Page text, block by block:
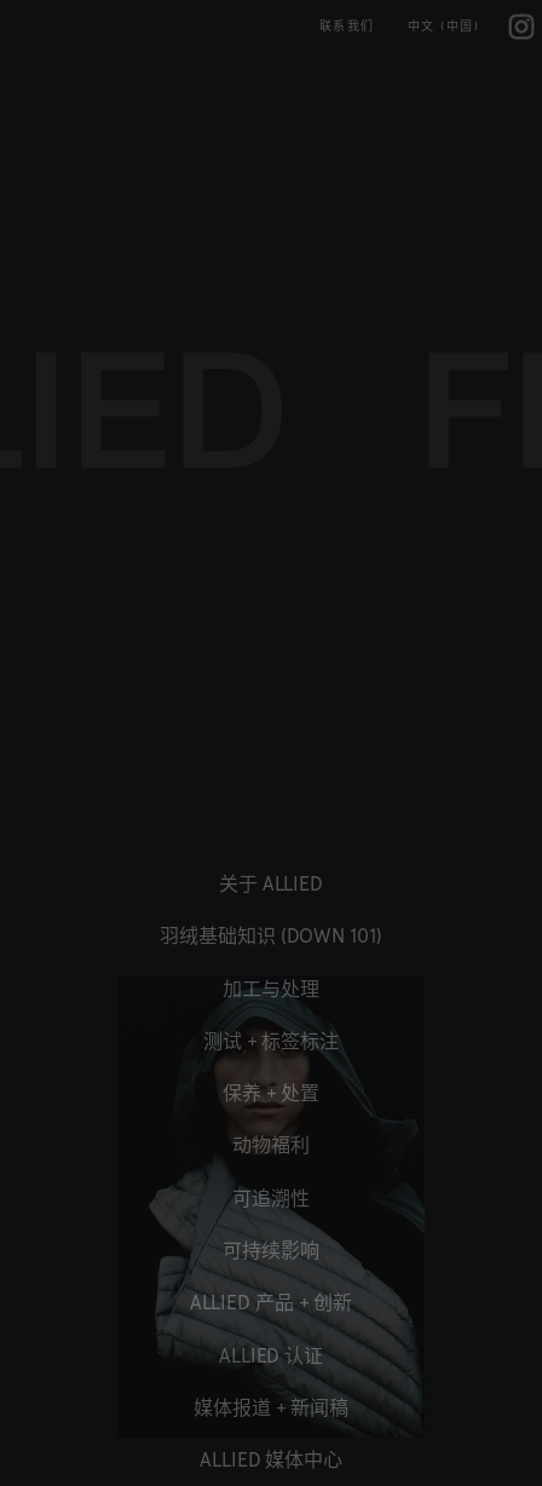
联系我们 中文 (中国) IG
关于 ALLIED
羽绒基础知识 (DOWN 101)
加工与处理
测试 + 标签标注
保养 + 处置
动物福利
可追溯性
可持续影响
ALLIED 产品 + 创新
ALLIED 认证
媒体报道 + 新闻稿
ALLIED 媒体中心